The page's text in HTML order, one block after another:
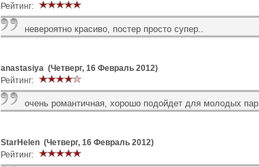
Рейтинг:
невероятно красиво, постер просто супер..
anastasiya (Четверг, 16 Февраль 2012)
Рейтинг:
очень романтичная, хорошо подойдет для молодых пар
StarHelen (Четверг, 16 Февраль 2012)
Рейтинг: